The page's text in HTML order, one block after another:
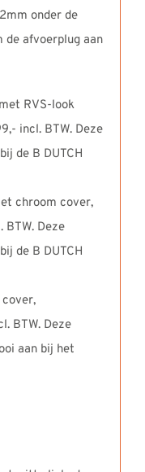
onder de
afvoerplug aan
RVS-look
incl. BTW. Deze
de B DUTCH
chroom cover,
Deze
de B DUTCH
BTW. Deze
aan bij het